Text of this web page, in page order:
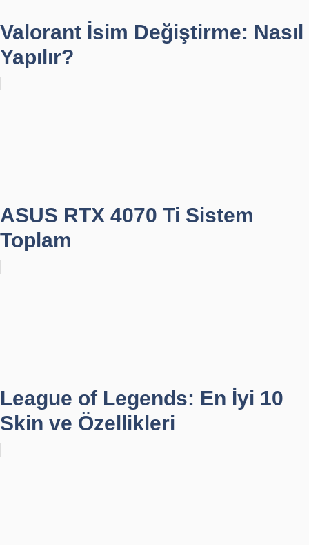
Valorant İsim Değiştirme: Nasıl
Yapılır?
ASUS RTX 4070 Ti Sistem
Toplam
League of Legends: En İyi 10
Skin ve Özellikleri